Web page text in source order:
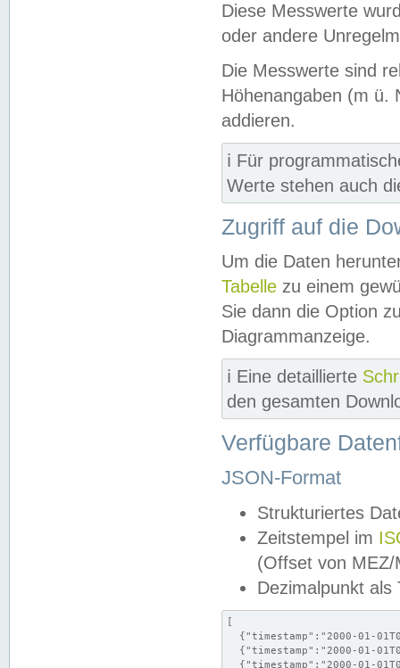
Diese Messwerte
oder andere
Die Messwerte sind
Höhenangaben (m ü.
addieren.
ℹ️ Für
Werte stehen auch
Zugriff auf die
Um die Daten
Tabelle zu einem
Sie dann die Option
Diagrammanzeige.
ℹ️ Eine detaillierte
den gesamten
Verfügbare
JSON-Format
Strukturiertes
Zeitstempel im
(Offset von MEZ/
Dezimalpunkt als
[
{"timestamp":"2000-01-
{"timestamp":"2000-01-
{"timestamp":"2000-01-